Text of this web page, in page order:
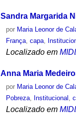
Sandra Margarida
por Maria Leonor de
França,capa,
Localizado em
Anna Maria
por Maria Leonor de
Pobreza
Institucional ,
Localizado em